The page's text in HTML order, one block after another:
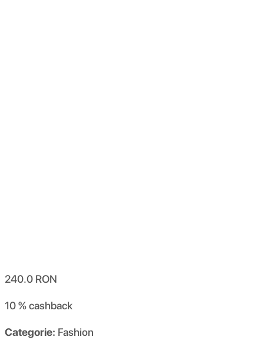
240.0 RON
10 %cashback
Categorie: Fashion